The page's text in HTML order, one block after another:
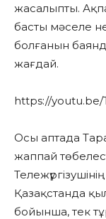
жасалыпты.
басты мәселе
болғанын
жағдай.
https://
Осы аптада
жаппай
Қазақстанда
бойынша, тек